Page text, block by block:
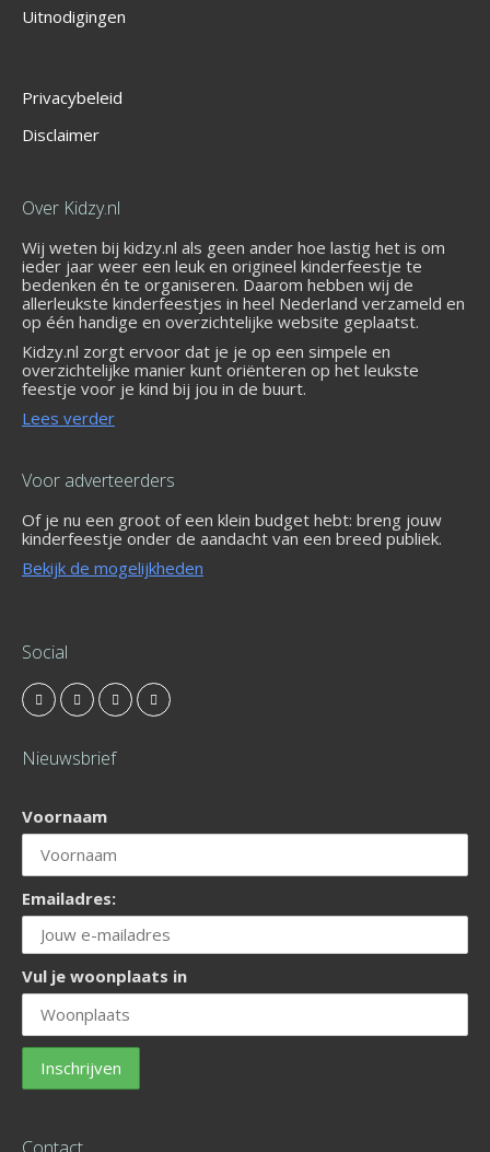
Uitnodigingen
Privacybeleid
Disclaimer
Over Kidzy.nl
Wij weten bij kidzy.nl als geen ander hoe lastig het is om
ieder jaar weer een leuk en origineel kinderfeestje te
bedenken én te organiseren. Daarom hebben wij de
allerleukste kinderfeestjes in heel Nederland verzameld en
op één handige en overzichtelijke website geplaatst.
Kidzy.nl zorgt ervoor dat je je op een simpele en
overzichtelijke manier kunt oriënteren op het leukste
feestje voor je kind bij jou in de buurt.
Lees verder
Voor adverteerders
Of je nu een groot of een klein budget hebt: breng jouw
kinderfeestje onder de aandacht van een breed publiek.
Bekijk de mogelijkheden
Social
Nieuwsbrief
Voornaam
Emailadres:
Vul je woonplaats in